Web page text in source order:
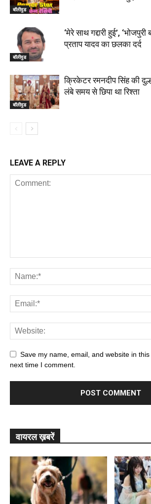
बॉलीवुड
बॉलीवुड
‘मेरे साथ गद्दारी हुई’,
प्रताप यादव का छलका दर्द
बॉलीवुड
क्रिकेटर रमनदीप सिंह की
लंबे समय से छिपा था रिश्ता
LEAVE A REPLY
Save my name, email, and website in
next time I comment.
वायरल ख़बरें